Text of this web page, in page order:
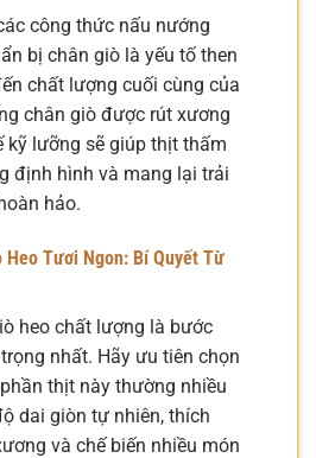
công thức nấu nướng
bị chân giò là yếu tố then
chất lượng cuối cùng của
chân giò được rút xương
kỹ lưỡng sẽ giúp thịt thấm
định hình và mang lại trải
hảo.
Heo Tươi Ngon: Bí Quyết Từ
heo chất lượng là bước
nhất. Hãy ưu tiên chọn
thịt này thường nhiều
dai giòn tự nhiên, thích
và chế biến nhiều món